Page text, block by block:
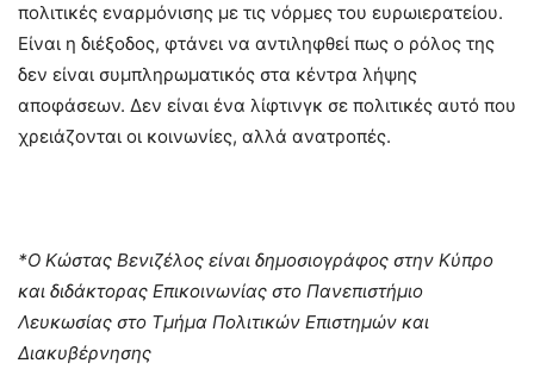
πολιτικές εναρμόνισης με τις νόρμες του ευρωιερατείου.
Είναι η διέξοδος, φτάνει να αντιληφθεί πως ο ρόλος της
δεν είναι συμπληρωματικός στα κέντρα λήψης
αποφάσεων. Δεν είναι ένα λίφτινγκ σε πολιτικές αυτό που
χρειάζονται οι κοινωνίες, αλλά ανατροπές.
*Ο Κώστας Βενιζέλος είναι δημοσιογράφος στην Κύπρο
και διδάκτορας Επικοινωνίας στο Πανεπιστήμιο
Λευκωσίας στο Τμήμα Πολιτικών Επιστημών και
Διακυβέρνησης